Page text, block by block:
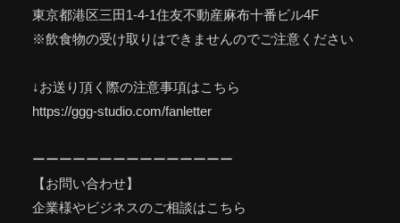
東京都港区三田1-4-1住友不動産麻布十番ビル4F
※飲食物の受け取りはできませんのでご注意ください
↓お送り頂く際の注意事項はこちら
https://ggg-studio.com/fanletter
ーーーーーーーーーーーーーーー
【お問い合わせ】
企業様やビジネスのご相談はこちら